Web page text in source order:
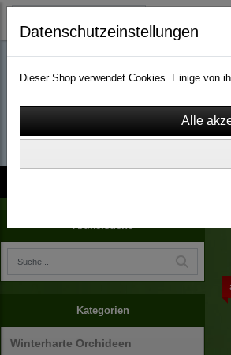
Artikelsuche
Kategorien
Winterharte Orchideen
Datenschutzeinstellungen
Dieser Shop verwendet Cookies. Einige von